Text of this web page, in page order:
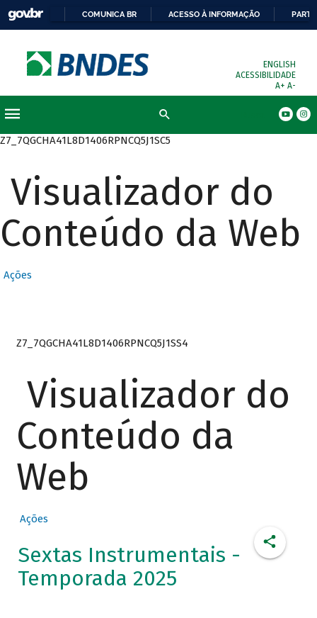
COMUNICA BR ACESSO À INFORMAÇÃO
ENGLISH
ACESSIBILIDADE
A+ A-
Z7_7QGCHA41L8D1406RPNCQ5J1SC5
Visualizador do
Conteúdo da Web
Ações
Z7_7QGCHA41L8D1406RPNCQ5J1SS4
Visualizador do
Conteúdo da
Web
Ações
Sextas Instrumentais -
Temporada 2025